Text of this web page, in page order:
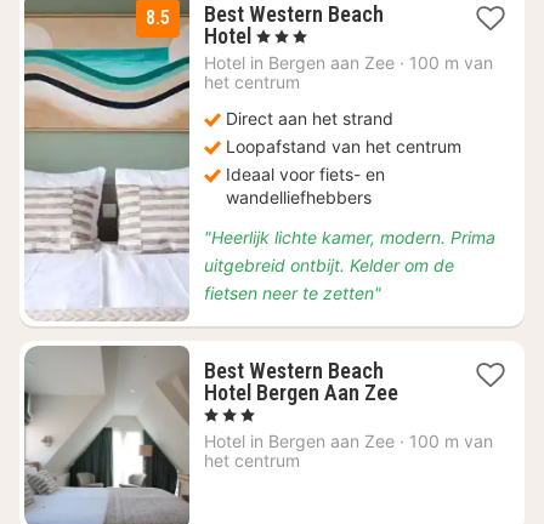
8.5
Best Western Beach
Hotel 1
nacht
vanaf
111,78
, 3 Sterren
Hotel in Bergen aan Zee · 100 m van
het centrum
Direct aan het strand
Loopafstand van het centrum
Ideaal voor fiets- en
wandelliefhebbers
"Heerlijk lichte kamer, modern. Prima
uitgebreid ontbijt. Kelder om de
fietsen neer te zetten"
Best Western Beach
Hotel Bergen Aan Zee1
vanaf
, 3 Sterren
Hotel in Bergen aan Zee · 100 m van
het centrum